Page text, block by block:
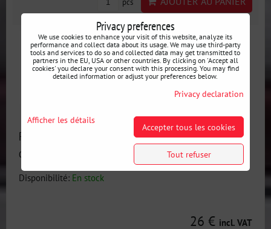
pcs
Revêtement céramique pour disque d'embrayage de
compétition PMC
Disponibilité: En stock
26 € incl. VAT
Privacy preferences
We use cookies to enhance your visit of this website, analyze its
performance and collect data about its usage. We may use third-party
tools and services to do so and collected data may get transmitted to
partners in the EU, USA or other countries. By clicking on 'Accept all
cookies' you declare your consent with this processing. You may find
detailed information or adjust your preferences below.
Privacy declaration
Afficher les détails
Accepter tous les cookies
Tout refuser